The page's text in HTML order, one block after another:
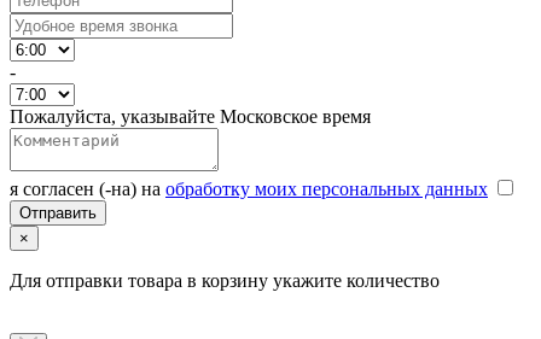
-
Пожалуйста, указывайте Московское время
я согласен (-на) на обработку моих персональных данных
×
Для отправки товара в корзину укажите количество